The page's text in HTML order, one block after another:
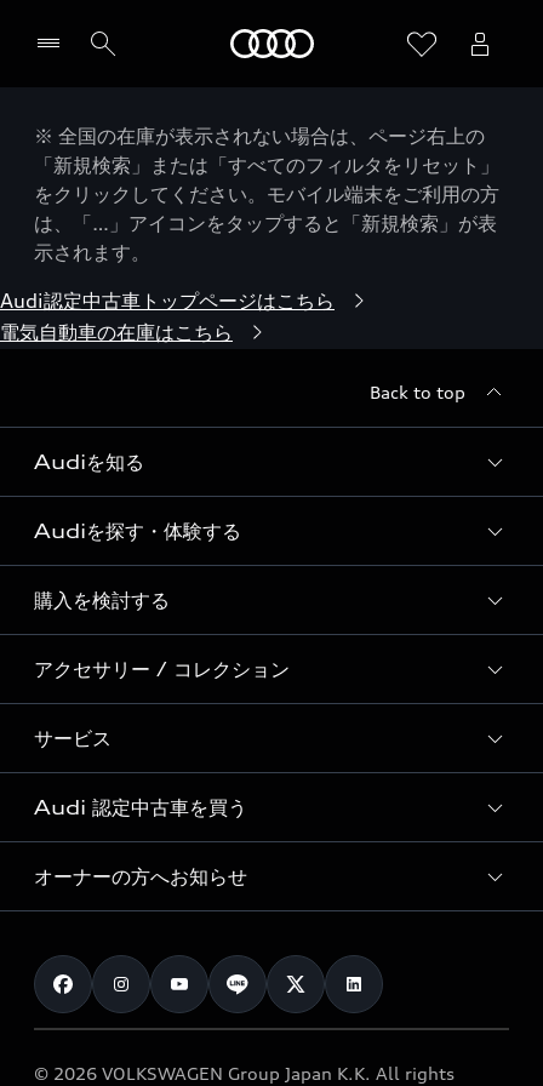
※ 全国の在庫が表示されない場合は、ページ右上の
「新規検索」または「すべてのフィルタをリセット」
をクリックしてください。モバイル端末をご利用の方
は、「…」アイコンをタップすると「新規検索」が表
示されます。
Audi認定中古車トップページはこちら
電気自動車の在庫はこちら
Back to top
Audiを知る
Audi ブランド
Story of Progress
Audi Sport
Formula 1®
デジタルサービス
Audiを探す・体験する
ディーラー検索
新車在庫検索
試乗車・展示車検索
見積り依頼
試乗予約
購入を検討する
モデル一覧
特別仕様モデル / 限定モデル
e-tronラインアップ
価格シミュレーション
車両比較
カタログ一覧
アクセサリー / コレクション
純正アクセサリー
オンラインショップ
Audi collection
アウディナビアプリ
サービス
サービス入庫予約
サービスプログラム
メンテナンス
車検 / 定期点検
e-tronアフターサポート
Audi 認定中古車を買う
Audi認定中古車
クオリティ
保証
メンテナンス
オーナーの方へお知らせ
お知らせ
オーナー様向けキャンペーン
© 2026 VOLKSWAGEN Group Japan K.K. All rights